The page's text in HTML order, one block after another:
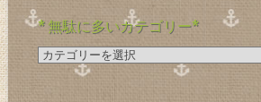
* 無駄に多いカテゴリー*